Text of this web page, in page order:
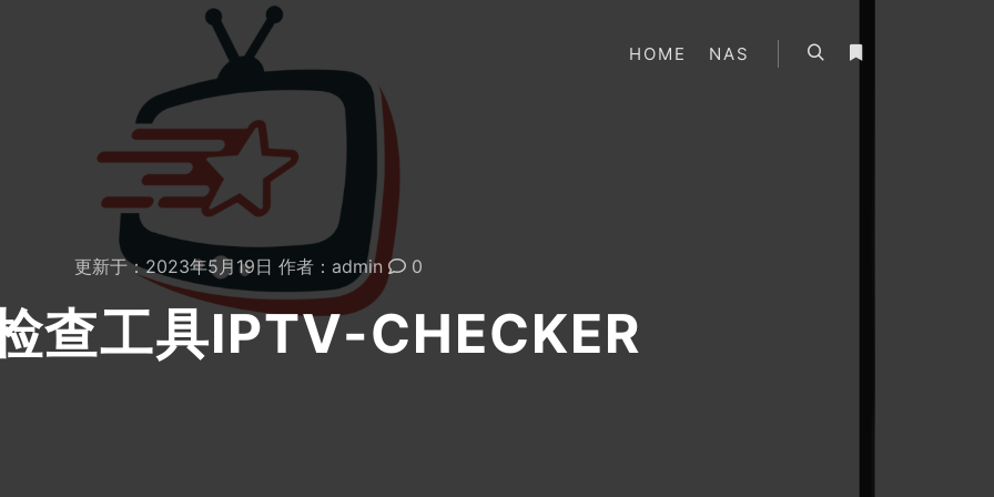
HOME NAS
更新于：2023年5月19日 作者： admin 0
查工具IPTV-CHECKER